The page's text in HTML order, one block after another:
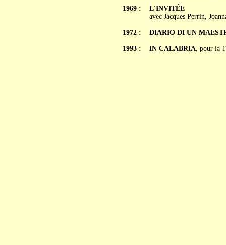
1969 :
1972 :
1993 :
L'INVITÉE
avec Jacques Perrin,
DIARIO DI UN
IN CALABRIA, pour la